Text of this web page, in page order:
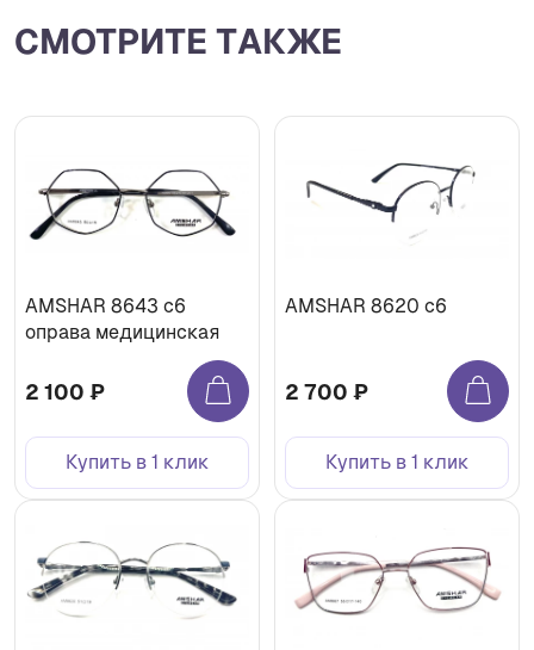
СМОТРИТЕ ТАКЖЕ
AMSHAR 8643 с6
оправа медицинская
2 100 ₽
Купить в 1 клик
AMSHAR 8620 c6
2 700 ₽
Купить в 1 клик